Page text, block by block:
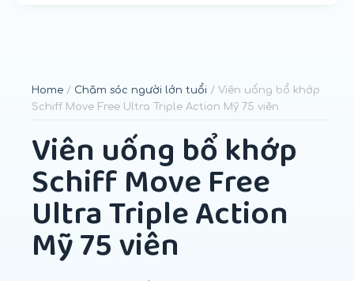
Home / Chăm sóc người lớn tuổi / Viên uống bổ khớp
Schiff Move Free Ultra Triple Action Mỹ 75 viên
Viên uống bổ khớp
Schiff Move Free
Ultra Triple Action
Mỹ 75 viên